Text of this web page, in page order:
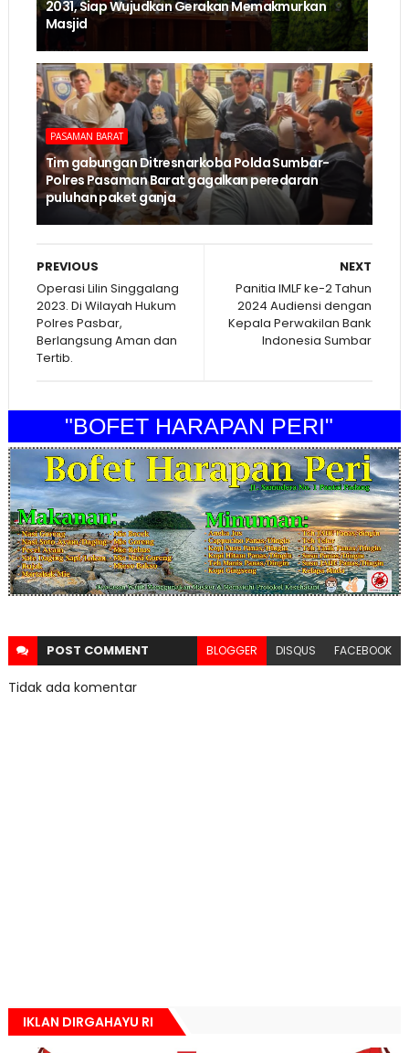
2031, Siap Wujudkan Gerakan Memakmurkan
Masjid
PASAMAN BARAT
Tim gabungan Ditresnarkoba Polda Sumbar-
Polres Pasaman Barat gagalkan peredaran
puluhan paket ganja
NEXT
Panitia IMLF ke-2 Tahun
2024 Audiensi dengan
Kepala Perwakilan Bank
Indonesia Sumbar
PREVIOUS
Operasi Lilin Singgalang
2023. Di Wilayah Hukum
Polres Pasbar,
Berlangsung Aman dan
Tertib.
"BOFET HARAPAN PERI"
POST COMMENT BLOGGER DISQUS FACEBOOK
Tidak ada komentar
IKLAN DIRGAHAYU RI